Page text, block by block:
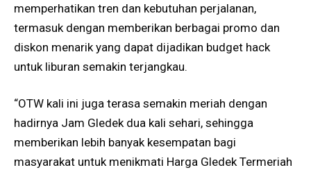
memperhatikan tren dan kebutuhan perjalanan,
termasuk dengan memberikan berbagai promo dan
diskon menarik yang dapat dijadikan budget hack
untuk liburan semakin terjangkau.
“OTW kali ini juga terasa semakin meriah dengan
hadirnya Jam Gledek dua kali sehari, sehingga
memberikan lebih banyak kesempatan bagi
masyarakat untuk menikmati Harga Gledek Termeriah